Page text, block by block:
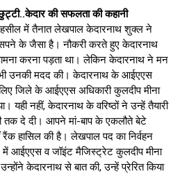
की सफलता की कहानी
में तैनात लेखपाल केदारनाथ शुक्ल ने
के जैसा है। नौकरी करते हुए केदारनाथ
करना पड़ता था। लेकिन केदारनाथ ने मन
भी उनकी मदद की। केदारनाथ के आईएएस
जिले के आईएएस अधिकारी कुलदीप मीना
यही नहीं, केदारनाथ के वरिष्ठों ने उन्हें तैयारी
दे दी। आपने मां-बाप के एकलौते बेटे
हासिल की है। लेखपाल पद का निर्वहन
आईएएस व जॉइंट मैजिस्ट्रेट कुलदीप मीना
केदारनाथ से बात की, उन्हें प्रेरित किया